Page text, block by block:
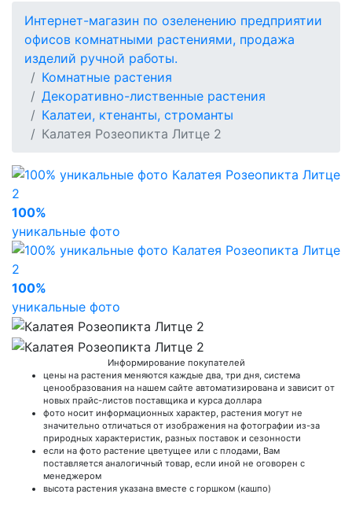
Интернет-магазин по озеленению предприятии
офисов комнатными растениями, продажа
изделий ручной работы.
Комнатные растения
Декоративно-лиственные растения
Калатеи, ктенанты, строманты
Калатея Розеопикта Литце 2
100%
уникальные фото
100%
уникальные фото
Информирование покупателей
цены на растения меняются каждые два, три дня, система
ценообразования на нашем сайте автоматизирована и зависит от
новых прайс-листов поставщика и курса доллара
фото носит информационных характер, растения могут не
значительно отличаться от изображения на фотографии из-за
природных характеристик, разных поставок и сезонности
если на фото растение цветущее или с плодами, Вам
поставляется аналогичный товар, если иной не оговорен с
менеджером
высота растения указана вместе с горшком (кашпо)